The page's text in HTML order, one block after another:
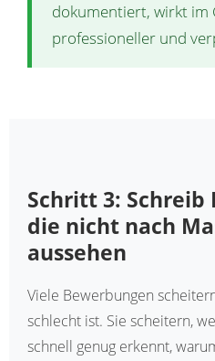
dokumentiert, wirkt im
professioneller und
Schritt 3: Schreib
die nicht nach
aussehen
Viele Bewerbungen
schlecht ist. Sie scheitern,
schnell genug erkennt,